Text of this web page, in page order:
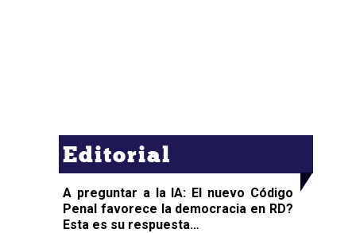
Editorial
A preguntar a la IA: El nuevo Código
Penal favorece la democracia en RD?
Esta es su respuesta…